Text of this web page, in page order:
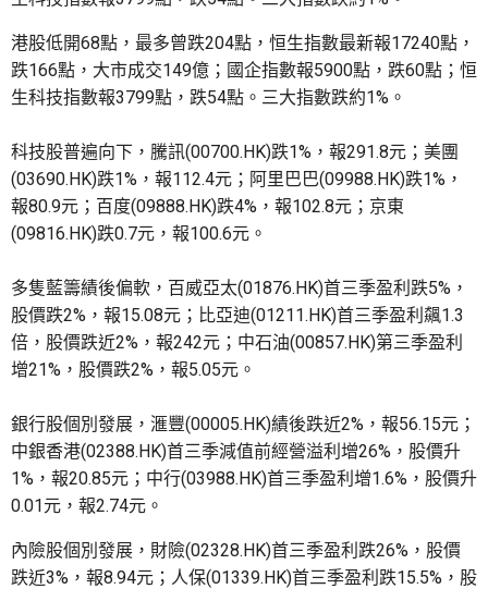
港股低開68點，最多曾跌204點，恒生指數最新報17240點，
跌166點，大市成交149億；國企指數報5900點，跌60點；恒
生科技指數報3799點，跌54點。三大指數跌約1%。
科技股普遍向下，騰訊(00700.HK)跌1%，報291.8元；美團
(03690.HK)跌1%，報112.4元；阿里巴巴(09988.HK)跌1%，
報80.9元；百度(09888.HK)跌4%，報102.8元；京東
(09816.HK)跌0.7元，報100.6元。
多隻藍籌績後偏軟，百威亞太(01876.HK)首三季盈利跌5%，
股價跌2%，報15.08元；比亞迪(01211.HK)首三季盈利飆1.3
倍，股價跌近2%，報242元；中石油(00857.HK)第三季盈利
增21%，股價跌2%，報5.05元。
銀行股個別發展，滙豐(00005.HK)績後跌近2%，報56.15元；
中銀香港(02388.HK)首三季減值前經營溢利增26%，股價升
1%，報20.85元；中行(03988.HK)首三季盈利增1.6%，股價升
0.01元，報2.74元。
內險股個別發展，財險(02328.HK)首三季盈利跌26%，股價
跌近3%，報8.94元；人保(01339.HK)首三季盈利跌15.5%，股